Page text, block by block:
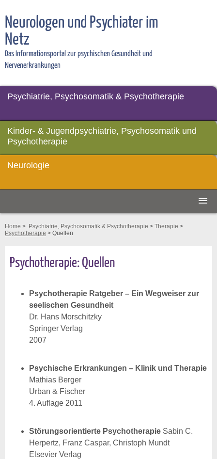
Neurologen und Psychiater im
Netz
Das Informationsportal zur psychischen Gesundheit und
Nervenerkrankungen
Psychiatrie, Psychosomatik & Psychotherapie
Kinder- & Jugendpsychiatrie, Psychosomatik und
Psychotherapie
Neurologie
Home > Psychiatrie, Psychosomatik & Psychotherapie > Therapie >
Psychotherapie > Quellen
Psychotherapie: Quellen
Psychotherapie Ratgeber – Ein Wegweiser zur
seelischen Gesundheit
Dr. Hans Morschitzky
Springer Verlag
2007
Psychische Erkrankungen – Klinik und Therapie
Mathias Berger
Urban & Fischer
4. Auflage 2011
Störungsorientierte Psychotherapie Sabin C.
Herpertz, Franz Caspar, Christoph Mundt
Elsevier Verlag